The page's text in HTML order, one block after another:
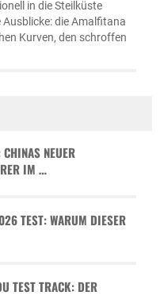
in die Steilküste
die Amalfitana
Kurven, den schroffen
NEUER
IM …
TEST: WARUM DIESER
TEST TRACK: DER